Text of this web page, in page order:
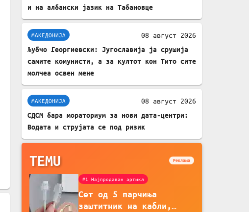
и на албански јазик на Табановце
МАКЕДОНИЈА 08 август 2026
Љубчо Георгиевски: Југославија ја срушија
самите комунисти, а за култот кон Тито сите
молчеа освен мене
МАКЕДОНИЈА 08 август 2026
СДСМ бара мораториум за нови дата-центри:
Водата и струјата се под ризик
TEMU Реклама
#1 Најпродаван артикл
Сет од 5 парчиња
заштитник на кабли,